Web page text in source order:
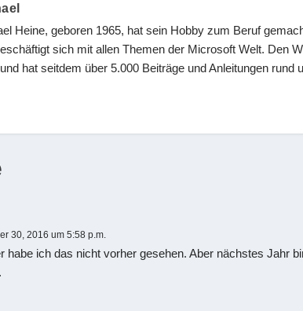
Heine, geboren 1965, hat sein Hobby zum Beruf
sich mit allen Themen der Microsoft Welt. Den
hat seitdem über 5.000 Beiträge und Anleitungen
30, 2016 um 5:58 p.m.
habe ich das nicht vorher gesehen. Aber nächstes Jahr